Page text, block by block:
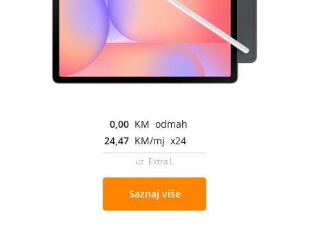
0,00 KM odmah
24,47 KM/mj x24
uz Extra L
Saznaj više